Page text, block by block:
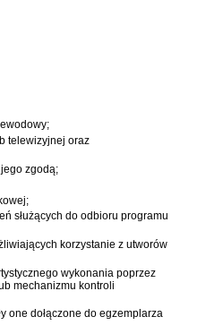
telewizyjnej oraz
zgodą;
służących do odbioru programu
korzystanie z utworów
wykonania poprzez
mechanizmu kontroli
one dołączone do egzemplarza